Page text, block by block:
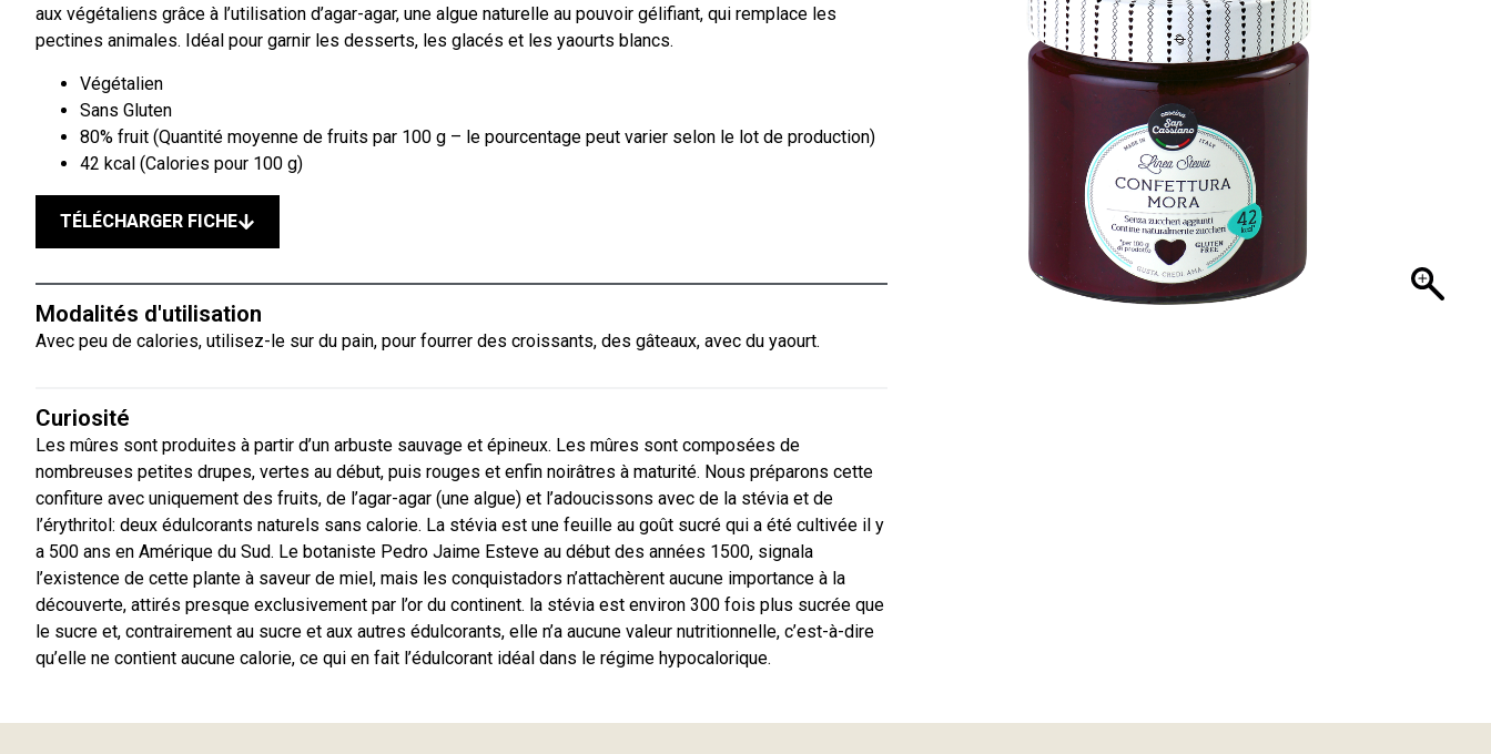
aux végétaliens grâce à l’utilisation d’agar-agar, une algue naturelle au pouvoir gélifiant, qui remplace les
pectines animales. Idéal pour garnir les desserts, les glacés et les yaourts blancs.
Végétalien
Sans Gluten
80% fruit (Quantité moyenne de fruits par 100 g – le pourcentage peut varier selon le lot de production)
42 kcal (Calories pour 100 g)
TÉLÉCHARGER FICHE
Modalités d'utilisation
Avec peu de calories, utilisez-le sur du pain, pour fourrer des croissants, des gâteaux, avec du yaourt.
Curiosité
Les mûres sont produites à partir d’un arbuste sauvage et épineux. Les mûres sont composées de
nombreuses petites drupes, vertes au début, puis rouges et enfin noirâtres à maturité. Nous préparons cette
confiture avec uniquement des fruits, de l’agar-agar (une algue) et l’adoucissons avec de la stévia et de
l’érythritol: deux édulcorants naturels sans calorie. La stévia est une feuille au goût sucré qui a été cultivée il y
a 500 ans en Amérique du Sud. Le botaniste Pedro Jaime Esteve au début des années 1500, signala
l’existence de cette plante à saveur de miel, mais les conquistadors n’attachèrent aucune importance à la
découverte, attirés presque exclusivement par l’or du continent. la stévia est environ 300 fois plus sucrée que
le sucre et, contrairement au sucre et aux autres édulcorants, elle n’a aucune valeur nutritionnelle, c’est-à-dire
qu’elle ne contient aucune calorie, ce qui en fait l’édulcorant idéal dans le régime hypocalorique.